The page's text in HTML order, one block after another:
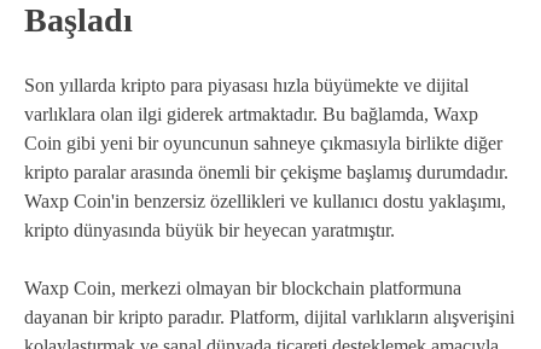
Başladı
Son yıllarda kripto para piyasası hızla büyümekte ve dijital
varlıklara olan ilgi giderek artmaktadır. Bu bağlamda, Waxp
Coin gibi yeni bir oyuncunun sahneye çıkmasıyla birlikte diğer
kripto paralar arasında önemli bir çekişme başlamış durumdadır.
Waxp Coin'in benzersiz özellikleri ve kullanıcı dostu yaklaşımı,
kripto dünyasında büyük bir heyecan yaratmıştır.
Waxp Coin, merkezi olmayan bir blockchain platformuna
dayanan bir kripto paradır. Platform, dijital varlıkların alışverişini